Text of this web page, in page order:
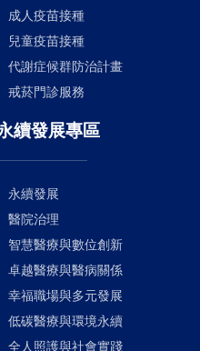
成人疫苗接種
兒童疫苗接種
代謝症候群防治計畫
戒菸門診服務
續發展專區
永續發展
醫院治理
智慧醫療與數位創新
卓越醫療與醫病關係
幸福職場與多元發展
低碳醫療與環境永續
全人照護與社會實踐